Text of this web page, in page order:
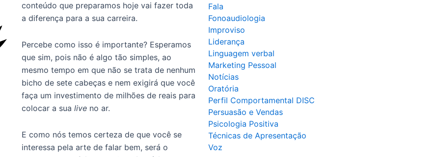
conteúdo que preparamos hoje vai fazer toda
a diferença para a sua carreira.
Percebe como isso é importante? Esperamos
que sim, pois não é algo tão simples, ao
mesmo tempo em que não se trata de nenhum
bicho de sete cabeças e nem exigirá que você
faça um investimento de milhões de reais para
colocar a sua liveno ar.
E como nós temos certeza de que você se
interessa pela arte de falar bem, será o
Fala
Fonoaudiologia
Improviso
Liderança
Linguagem verbal
Marketing Pessoal
Notícias
Oratória
Perfil Comportamental DISC
Persuasão e Vendas
Psicologia Positiva
Técnicas de Apresentação
Voz